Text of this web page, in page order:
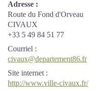
Adresse :
Route du Fond d'Orveau
CIVAUX
+33 5 49 84 51 77
Courriel :
civaux@departement86.fr
Site internet :
http://www.ville-civaux.fr/